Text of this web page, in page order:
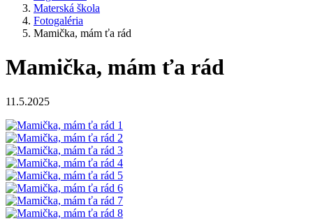
Materská škola
Fotogaléria
Mamička, mám ťa rád
Mamička, mám ťa rád
11.5.2025